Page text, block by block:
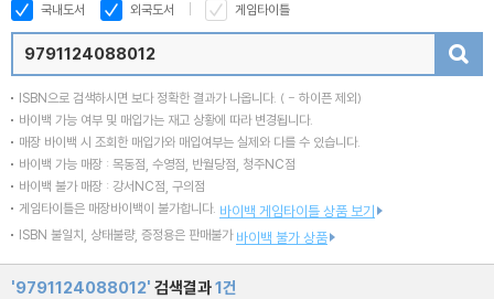
국내도서 외국도서 게임타이틀
ISBN으로 검색하시면 보다 정확한 결과가 나옵니다. ( - 하이픈 제외)
바이백 가능 여부 및 매입가는 재고 상황에 따라 변경됩니다.
매장 바이백 시 조회한 매입가와 매입여부는 실제와 다를 수 있습니다.
바이백 가능 매장 : 목동점, 수영점, 반월당점, 청주NC점
바이백 불가 매장 : 강서NC점, 구의점
게임타이틀은 매장바이백이 불가합니다. 바이백 게임타이틀 상품 보기
ISBN 불일치, 상태불량, 증정용은 판매불가 바이백 불가 상품
'9791124088012' 검색결과1건